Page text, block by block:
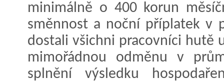
minimálně o 400 korun
směnnost a noční příplatek v
dostali všichni pracovníci hutě
mimořádnou odměnu v
splnění výsledku